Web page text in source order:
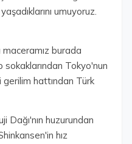
umuyoruz.
burada
sokaklarından Tokyo'nun
gerilim hattından Türk
Dağı'nın huzurundan
hız